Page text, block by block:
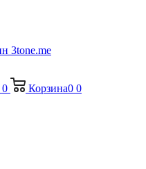
0 Корзина0 0